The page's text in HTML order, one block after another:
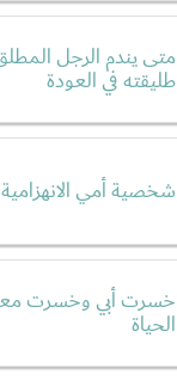
متى يندم الرجل
طليقته في العودة
شخصية أمي
خسرت أبي وخسرت
الحياة